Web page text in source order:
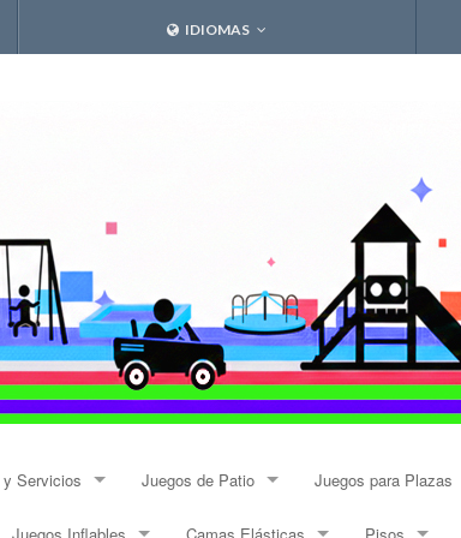
IDIOMAS
Servicios Juegos de Patio Juegos para Plazas